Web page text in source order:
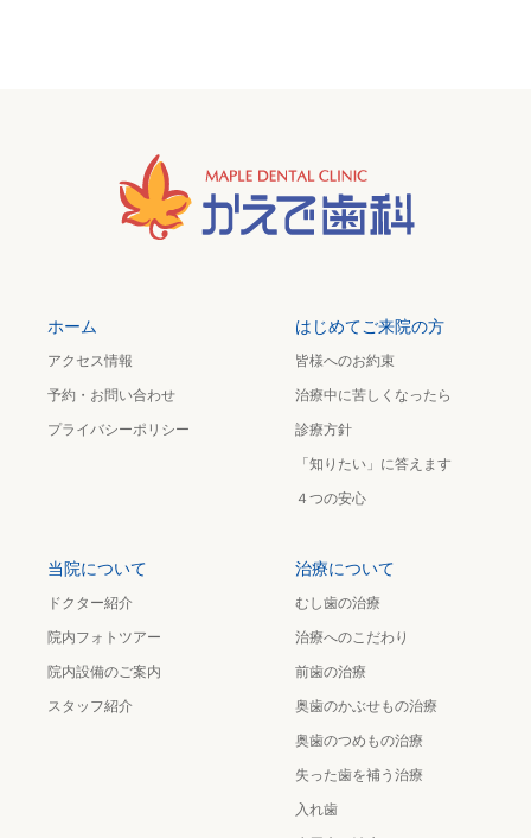
ホーム
アクセス情報
予約・お問い合わせ
プライバシーポリシー
はじめてご来院の方
皆様へのお約束
治療中に苦しくなったら
診療方針
「知りたい」に答えます
４つの安心
当院について
ドクター紹介
院内フォトツアー
院内設備のご案内
スタッフ紹介
治療について
むし歯の治療
治療へのこだわり
前歯の治療
奥歯のかぶせもの治療
奥歯のつめもの治療
失った歯を補う治療
入れ歯